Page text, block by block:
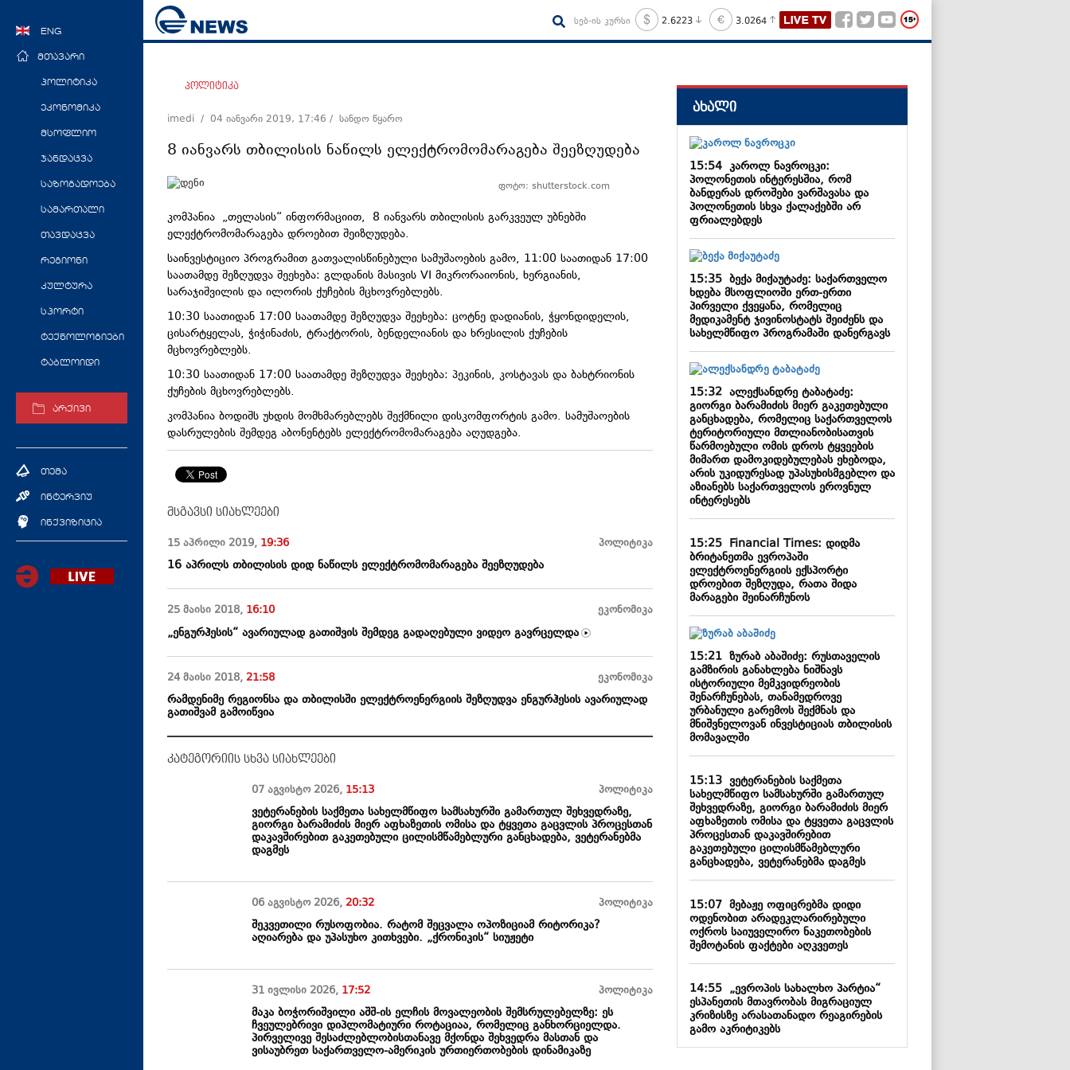
ENG
მთავარი
პოლიტიკა
ეკონომიკა
მსოფლიო
ჯანდაცვა
საზოგადოება
სამართალი
თავდაცვა
რეგიონი
კულტურა
სპორტი
ტექნოლოგიები
ტაბლოიდი
არქივი
თემა
ინტერვიუ
ინქვიზიცია
სებ-ის კურსი 2.6223 3.0264
პოლიტიკა
imedi / 04 იანვარი 2019, 17:46 / სანდო წყარო
8 იანვარს თბილისის ნაწილს ელექტრომომარაგება შეეზღუდება
ფოტო: shutterstock.com
კომპანია „თელასის“ ინფორმაციით, 8 იანვარს თბილისის გარკვეულ უბნებში
ელექტრომომარაგება დროებით შეიზღუდება.
საინვესტიციო პროგრამით გათვალისწინებული სამუშაოების გამო, 11:00 საათიდან 17:00
საათამდე შეზღუდვა შეეხება: გლდანის მასივის VI მიკრორაიონის, ხერგიანის,
სარაჯიშვილის და ილორის ქუჩების მცხოვრებლებს.
10:30 საათიდან 17:00 საათამდე შეზღუდვა შეეხება: ცოტნე დადიანის, ჭყონდიდელის,
ცისარტყელას, ჭიჭინაძის, ტრაქტორის, ბენდელიანის და ხრესილის ქუჩების
მცხოვრებლებს.
10:30 საათიდან 17:00 საათამდე შეზღუდვა შეეხება: პეკინის, კოსტავას და ბახტრიონის
ქუჩების მცხოვრებლებს.
კომპანია ბოდიშს უხდის მომხმარებლებს შექმნილი დისკომფორტის გამო. სამუშაოების
დასრულების შემდეგ აბონენტებს ელექტრომომარაგება აღუდგება.
მსგავსი სიახლეები
15 აპრილი 2019, 19:36 პოლიტიკა
16 აპრილს თბილისის დიდ ნაწილს ელექტრომომარაგება შეეზღუდება
25 მაისი 2018, 16:10 ეკონომიკა
„ენგურჰესის“ ავარიულად გათიშვის შემდეგ გადაღებული ვიდეო გავრცელდა
24 მაისი 2018, 21:58 ეკონომიკა
რამდენიმე რეგიონსა და თბილისში ელექტროენერგიის შეზღუდვა ენგურჰესის ავარიულად
გათიშვამ გამოიწვია
კატეგორიის სხვა სიახლეები
07 აგვისტო 2026, 15:13 პოლიტიკა
ვეტერანების საქმეთა სახელმწიფო სამსახურში გამართულ შეხვედრაზე,
გიორგი ბარამიძის მიერ აფხაზეთის ომისა და ტყვეთა გაცვლის პროცესთან
დაკავშირებით გაკეთებული ცილისმწამებლური განცხადება, ვეტერანებმა
დაგმეს
06 აგვისტო 2026, 20:32 პოლიტიკა
შეკვეთილი რუსოფობია. რატომ შეცვალა ოპოზიციამ რიტორიკა?
აღიარება და უპასუხო კითხვები. „ქრონიკის“ სიუჟეტი
31 ივლისი 2026, 17:52 პოლიტიკა
მაკა ბოჭორიშვილი აშშ-ის ელჩის მოვალეობის შემსრულებელზე: ეს
ჩვეულებრივი დიპლომატიური როტაციაა, რომელიც განხორციელდა.
პირველივე შესაძლებლობისთანავე მქონდა შეხვედრა მასთან და
ვისაუბრეთ საქართველო-ამერიკის ურთიერთობების დინამიკაზე
ახალი
15:54კაროლ ნავროცკი:
პოლონეთის ინტერესშია, რომ
ბანდერას დროშები ვარშავასა და
პოლონეთის სხვა ქალაქებში არ
ფრიალებდეს
15:35ბექა მიქაუტაძე: საქართველო
ხდება მსოფლიოში ერთ-ერთი
პირველი ქვეყანა, რომელიც
მედიკამენტ ჯივინოსტატს შეიძენს და
სახელმწიფო პროგრამაში დანერგავს
15:32ალექსანდრე ტაბატაძე:
გიორგი ბარამიძის მიერ გაკეთებული
განცხადება, რომელიც საქართველოს
ტერიტორიული მთლიანობისათვის
წარმოებული ომის დროს ტყვეების
მიმართ დამოკიდებულებას ეხებოდა,
არის უკიდურესად უპასუხისმგებლო და
აზიანებს საქართველოს ეროვნულ
ინტერესებს
15:25Financial Times: დიდმა
ბრიტანეთმა ევროპაში
ელექტროენერგიის ექსპორტი
დროებით შეზღუდა, რათა შიდა
მარაგები შეინარჩუნოს
15:21ზურაბ აბაშიძე: რუსთაველის
გამზირის განახლება ნიშნავს
ისტორიული მემკვიდრეობის
შენარჩუნებას, თანამედროვე
ურბანული გარემოს შექმნას და
მნიშვნელოვან ინვესტიციას თბილისის
მომავალში
15:13ვეტერანების საქმეთა
სახელმწიფო სამსახურში გამართულ
შეხვედრაზე, გიორგი ბარამიძის მიერ
აფხაზეთის ომისა და ტყვეთა გაცვლის
პროცესთან დაკავშირებით
გაკეთებული ცილისმწამებლური
განცხადება, ვეტერანებმა დაგმეს
15:07მებაჟე ოფიცრებმა დიდი
ოდენობით არადეკლარირებული
ოქროს საიუველირო ნაკეთობების
შემოტანის ფაქტები აღკვეთეს
14:55„ევროპის სახალხო პარტია“
ესპანეთის მთავრობას მიგრაციულ
კრიზისზე არასათანადო რეაგირების
გამო აკრიტიკებს